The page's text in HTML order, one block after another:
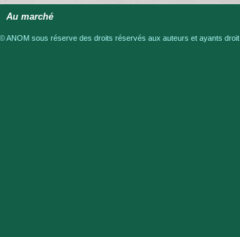
Au marché
© ANOM sous réserve des droits réservés aux auteurs et ayants droit